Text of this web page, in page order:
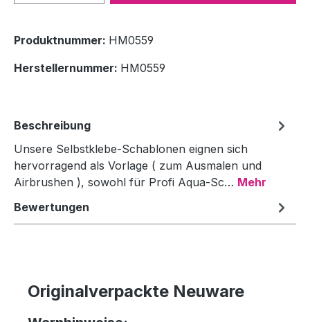
Produktnummer: HM0559
Herstellernummer: HM0559
Beschreibung
Unsere Selbstklebe-Schablonen eignen sich
hervorragend als Vorlage ( zum Ausmalen und
Airbrushen ), sowohl für Profi Aqua-Sc… Mehr
Bewertungen
Originalverpackte Neuware